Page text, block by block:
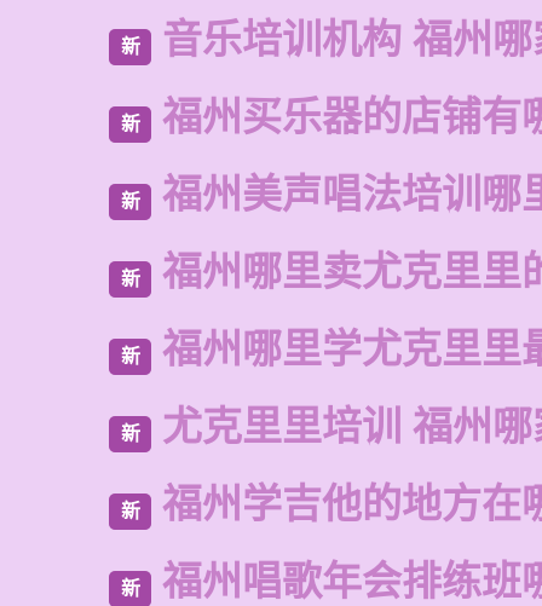
新 音乐培训机构 福州
新 福州买乐器的店铺有
新 福州美声唱法培训哪
新 福州哪里卖尤克里里
新 福州哪里学尤克里里
新 尤克里里培训 福州
新 福州学吉他的地方在
新 福州唱歌年会排练班